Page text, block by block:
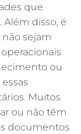
que
Além disso, é
sejam
ou
Muitos
ou não têm
documentos